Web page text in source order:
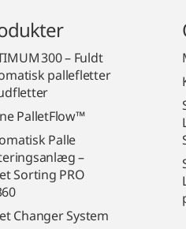
300 – Fuldt
pallefletter
PalletFlow™
Palle
–
Sorting PRO
Changer System